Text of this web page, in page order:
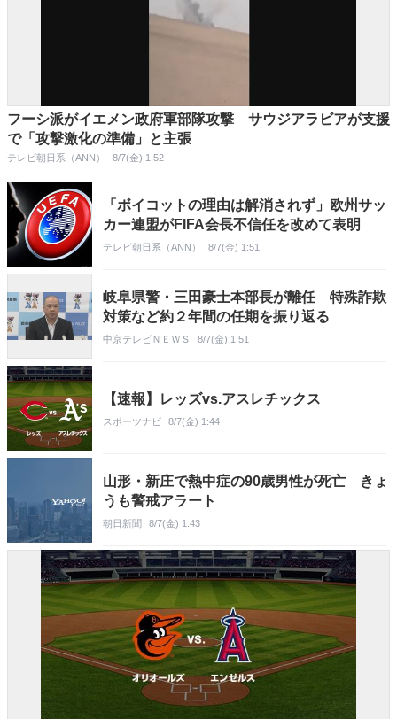
フーシ派がイエメン政府軍部隊攻撃 サウジアラビアが支援
で「攻撃激化の準備」と主張
テレビ朝日系（ANN） 8/7(金) 1:52
「ボイコットの理由は解消されず」欧州サッ
カー連盟がFIFA会長不信任を改めて表明
テレビ朝日系（ANN） 8/7(金) 1:51
岐阜県警・三田豪士本部長が離任 特殊詐欺
対策など約２年間の任期を振り返る
中京テレビＮＥＷＳ 8/7(金) 1:51
【速報】レッズvs.アスレチックス
スポーツナビ 8/7(金) 1:44
山形・新庄で熱中症の90歳男性が死亡 きょ
うも警戒アラート
朝日新聞 8/7(金) 1:43